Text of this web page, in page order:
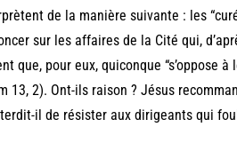
de la manière suivante : les
sur les affaires de la Cité qui,
que, pour eux, quiconque “s’oppose
13, 2). Ont-ils raison ? Jésus
il de résister aux dirigeants qui